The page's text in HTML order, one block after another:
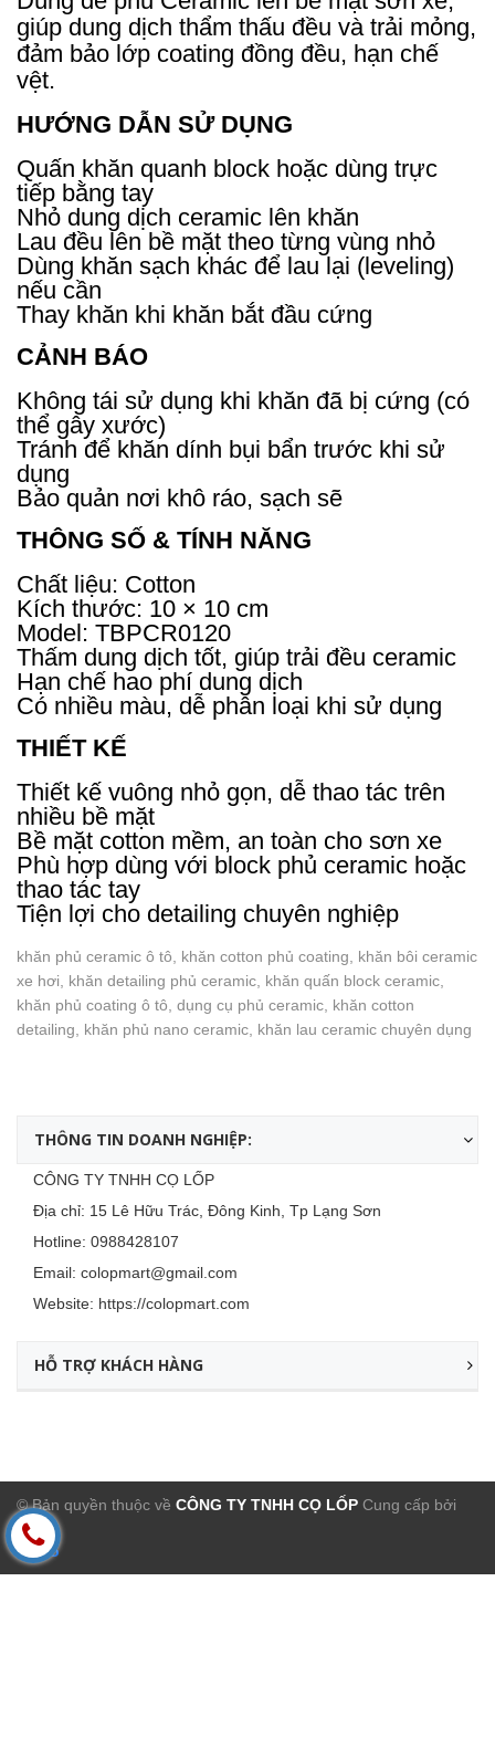
giúp dung dịch thẩm thấu đều và trải mỏng,
đảm bảo lớp coating đồng đều, hạn chế
vệt.
HƯỚNG DẪN SỬ DỤNG
Quấn khăn quanh block hoặc dùng trực
tiếp bằng tay
Nhỏ dung dịch ceramic lên khăn
Lau đều lên bề mặt theo từng vùng nhỏ
Dùng khăn sạch khác để lau lại (leveling)
nếu cần
Thay khăn khi khăn bắt đầu cứng
CẢNH BÁO
Không tái sử dụng khi khăn đã bị cứng (có
thể gây xước)
Tránh để khăn dính bụi bẩn trước khi sử
dụng
Bảo quản nơi khô ráo, sạch sẽ
THÔNG SỐ & TÍNH NĂNG
Chất liệu: Cotton
Kích thước: 10 × 10 cm
Model: TBPCR0120
Thấm dung dịch tốt, giúp trải đều ceramic
Hạn chế hao phí dung dịch
Có nhiều màu, dễ phân loại khi sử dụng
THIẾT KẾ
Thiết kế vuông nhỏ gọn, dễ thao tác trên
nhiều bề mặt
Bề mặt cotton mềm, an toàn cho sơn xe
Phù hợp dùng với block phủ ceramic hoặc
thao tác tay
Tiện lợi cho detailing chuyên nghiệp
khăn phủ ceramic ô tô, khăn cotton phủ coating, khăn bôi ceramic
xe hơi, khăn detailing phủ ceramic, khăn quấn block ceramic,
khăn phủ coating ô tô, dụng cụ phủ ceramic, khăn cotton
detailing, khăn phủ nano ceramic, khăn lau ceramic chuyên dụng
THÔNG TIN DOANH NGHIỆP:
CÔNG TY TNHH CỌ LỐP
Địa chỉ: 15 Lê Hữu Trác, Đông Kinh, Tp Lạng Sơn
Hotline: 0988428107
Email: colopmart@gmail.com
Website: https://colopmart.com
HỖ TRỢ KHÁCH HÀNG
© Bản quyền thuộc về CÔNG TY TNHH CỌ LỐP Cung cấp bởi
Sapo